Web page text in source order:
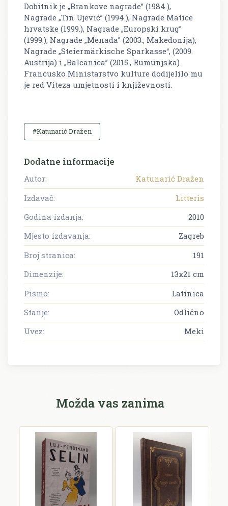
Dobitnik je „Brankove nagrade” (1984.),
Nagrade „Tin Ujević” (1994.), Nagrade Matice
hrvatske (1999.), Nagrade „Europski krug”
(1999.), Nagrade „Menada” (2003., Makedonija),
Nagrade „Steiermärkische Sparkasse“, (2009.
Austrija) i „Balcanica” (2015., Rumunjska).
Francusko Ministarstvo kulture dodijelilo mu
je red Viteza umjetnosti i književnosti.
#Katunarić Dražen
Dodatne informacije
Autor:
Katunarić Dražen
Izdavač:
Litteris
Godina izdanja:
2010
Mjesto izdavanja:
Zagreb
Broj stranica:
191
Dimenzije:
13x21 cm
Pismo:
Latinica
Stanje:
Odlično
Uvez:
Meki
Možda vas zanima